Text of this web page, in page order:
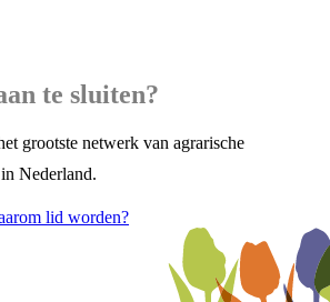
te sluiten?
grootste netwerk van agrarische
Nederland.
lid worden?